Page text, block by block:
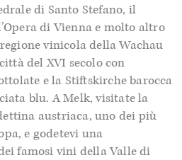
di Santo Stefano, il
di Vienna e molto altro
vinicola dellaWachau
del XVI secolo con
e la Stiftskirchebarocca
blu. A Melk, visitate la
austriaca, uno dei più
e godetevi una
famosi vini della Valle di